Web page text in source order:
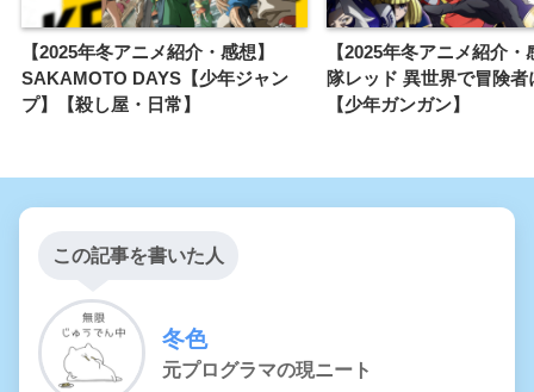
【2025年冬アニメ紹介・感想】
SAKAMOTO DAYS【少年ジャン
プ】【殺し屋・日常】
【2025年冬アニメ紹介・
隊レッド 異世界で冒険者
【少年ガンガン】
この記事を書いた人
冬色
元プログラマの現ニート